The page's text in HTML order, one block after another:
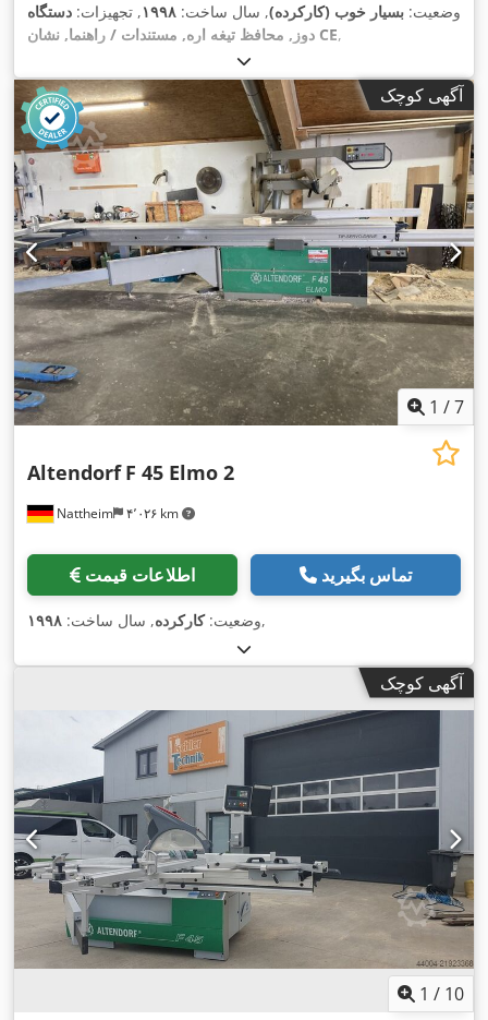
وضعیت: بسیار خوب (کارکرده), سال ساخت: ۱۹۹۸, تجهیزات: دستگاه
دوز, محافظ تیغه اره, مستندات / راهنما, نشان CE,
آگهی کوچک
1 /7
Nattheim ۴٬۰۲۶ km
Altendorf F 45 Elmo 2
اطلاعات قیمت تماس بگیرید
وضعیت:کارکرده, سال ساخت: ۱۹۹۸ ,
آگهی کوچک
1 / 10